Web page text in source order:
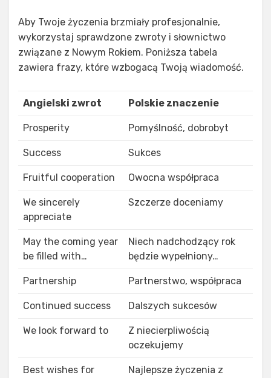
Aby Twoje życzenia brzmiały profesjonalnie,
wykorzystaj sprawdzone zwroty i słownictwo
związane z Nowym Rokiem. Poniższa tabela
zawiera frazy, które wzbogacą Twoją wiadomość.
Angielski zwrot Polskie znaczenie
Prosperity Pomyślność, dobrobyt
Success Sukces
Fruitful cooperation Owocna współpraca
We sincerely
appreciate
Szczerze doceniamy
May the coming year
be filled with…
Niech nadchodzący rok
będzie wypełniony…
Partnership Partnerstwo, współpraca
Continued success Dalszych sukcesów
We look forward to
Z niecierpliwością
oczekujemy
Best wishes for
Najlepsze życzenia z